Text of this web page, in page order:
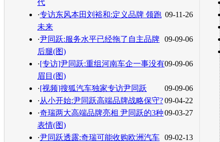
代
09-11-26
·专访东风本田刘裕和:定义品牌 领跑
未来
09-09-06
·尹同跃:服务水平已经拖了自主品牌
后腿(图)
09-09-06
·[专访]尹同跃:重组河南车企一事没有
眉目(图)
09-09-06
·[视频]搜狐汽车独家专访尹同跃
09-04-22
·从小开始:尹同跃高端品牌战略保守?
09-03-27
·奇瑞两大高端品牌亮相 尹同跃的3种
表情(图)
09-02-13
·尹同跃透露:奇瑞可能收购欧洲汽车